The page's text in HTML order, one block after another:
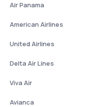
Air Panama
American Airlines
United Airlines
Delta Air Lines
Viva Air
Avianca